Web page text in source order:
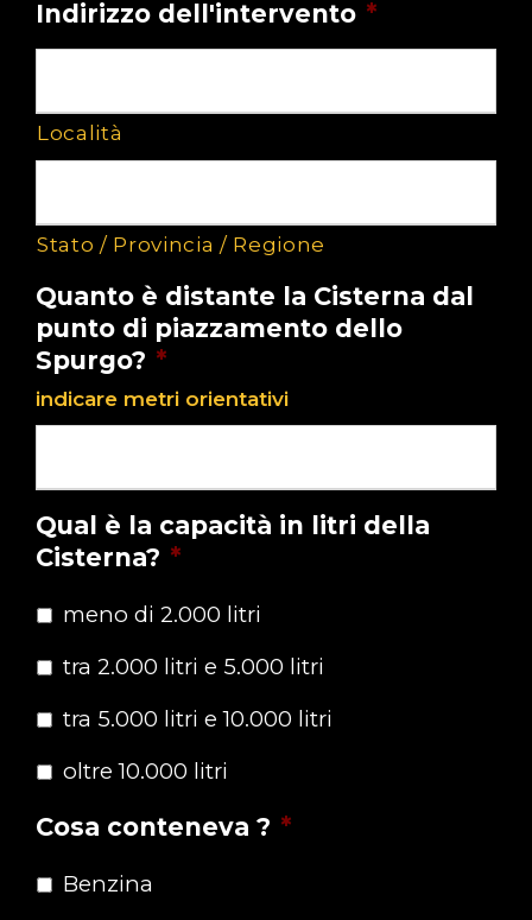
Indirizzo dell'intervento *
Località
Stato / Provincia / Regione
Quanto è distante la Cisterna dal
punto di piazzamento dello
Spurgo? *
indicare metri orientativi
Qual è la capacità in litri della
Cisterna? *
meno di 2.000 litri
tra 2.000 litri e 5.000 litri
tra 5.000 litri e 10.000 litri
oltre 10.000 litri
Cosa conteneva ? *
Benzina